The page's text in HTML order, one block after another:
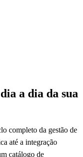
a dia da sua
completo da gestão de
até a integração
catálogo de